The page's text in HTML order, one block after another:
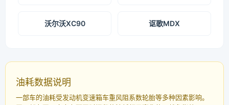
沃尔沃XC90 讴歌MDX
油耗数据说明
一部车的油耗受发动机变速箱车重风阻系数轮胎等多种因素影响。